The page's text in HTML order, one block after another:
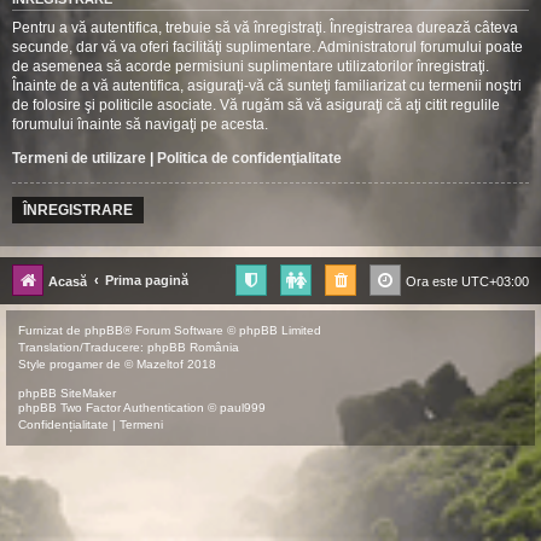
Pentru a vă autentifica, trebuie să vă înregistraţi. Înregistrarea durează câteva
secunde, dar vă va oferi facilităţi suplimentare. Administratorul forumului poate
de asemenea să acorde permisiuni suplimentare utilizatorilor înregistraţi.
Înainte de a vă autentifica, asiguraţi-vă că sunteţi familiarizat cu termenii noştri
de folosire şi politicile asociate. Vă rugăm să vă asiguraţi că aţi citit regulile
forumului înainte să navigaţi pe acesta.
Termeni de utilizare | Politica de confidenţialitate
ÎNREGISTRARE
Acasă Prima pagină Ora este UTC+03:00
Furnizat de phpBB® Forum Software © phpBB Limited
Translation/Traducere: phpBB România
Style progamer de © Mazeltof 2018
phpBB SiteMaker
phpBB Two Factor Authentication © paul999
Confidențialitate | Termeni